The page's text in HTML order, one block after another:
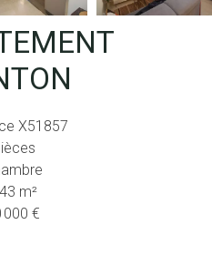
X51857
m²
000 €